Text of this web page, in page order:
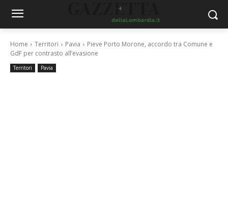
Home Territori Pavia
Pieve Porto Morone, accordo tra Comune e
GdF per contrasto all’evasione
Territori Pavia